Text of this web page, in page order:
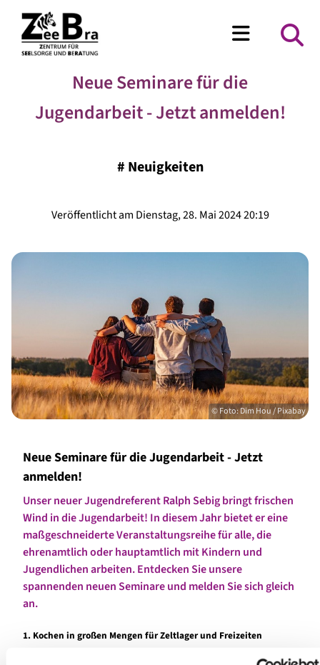
Neue Seminare für die
Jugendarbeit - Jetzt anmelden!
# Neuigkeiten
Veröffentlicht am Dienstag, 28. Mai 2024 20:19
© Foto: Dim Hou / Pixabay
Neue Seminare für die Jugendarbeit - Jetzt
anmelden!
Unser neuer Jugendreferent Ralph Sebig bringt frischen
Wind in die Jugendarbeit! In diesem Jahr bietet er eine
maßgeschneiderte Veranstaltungsreihe für alle, die
ehrenamtlich oder hauptamtlich mit Kindern und
Jugendlichen arbeiten. Entdecken Sie unsere
spannenden neuen Seminare und melden Sie sich gleich
an.
1. Kochen in großen Mengen für Zeltlager und Freizeiten